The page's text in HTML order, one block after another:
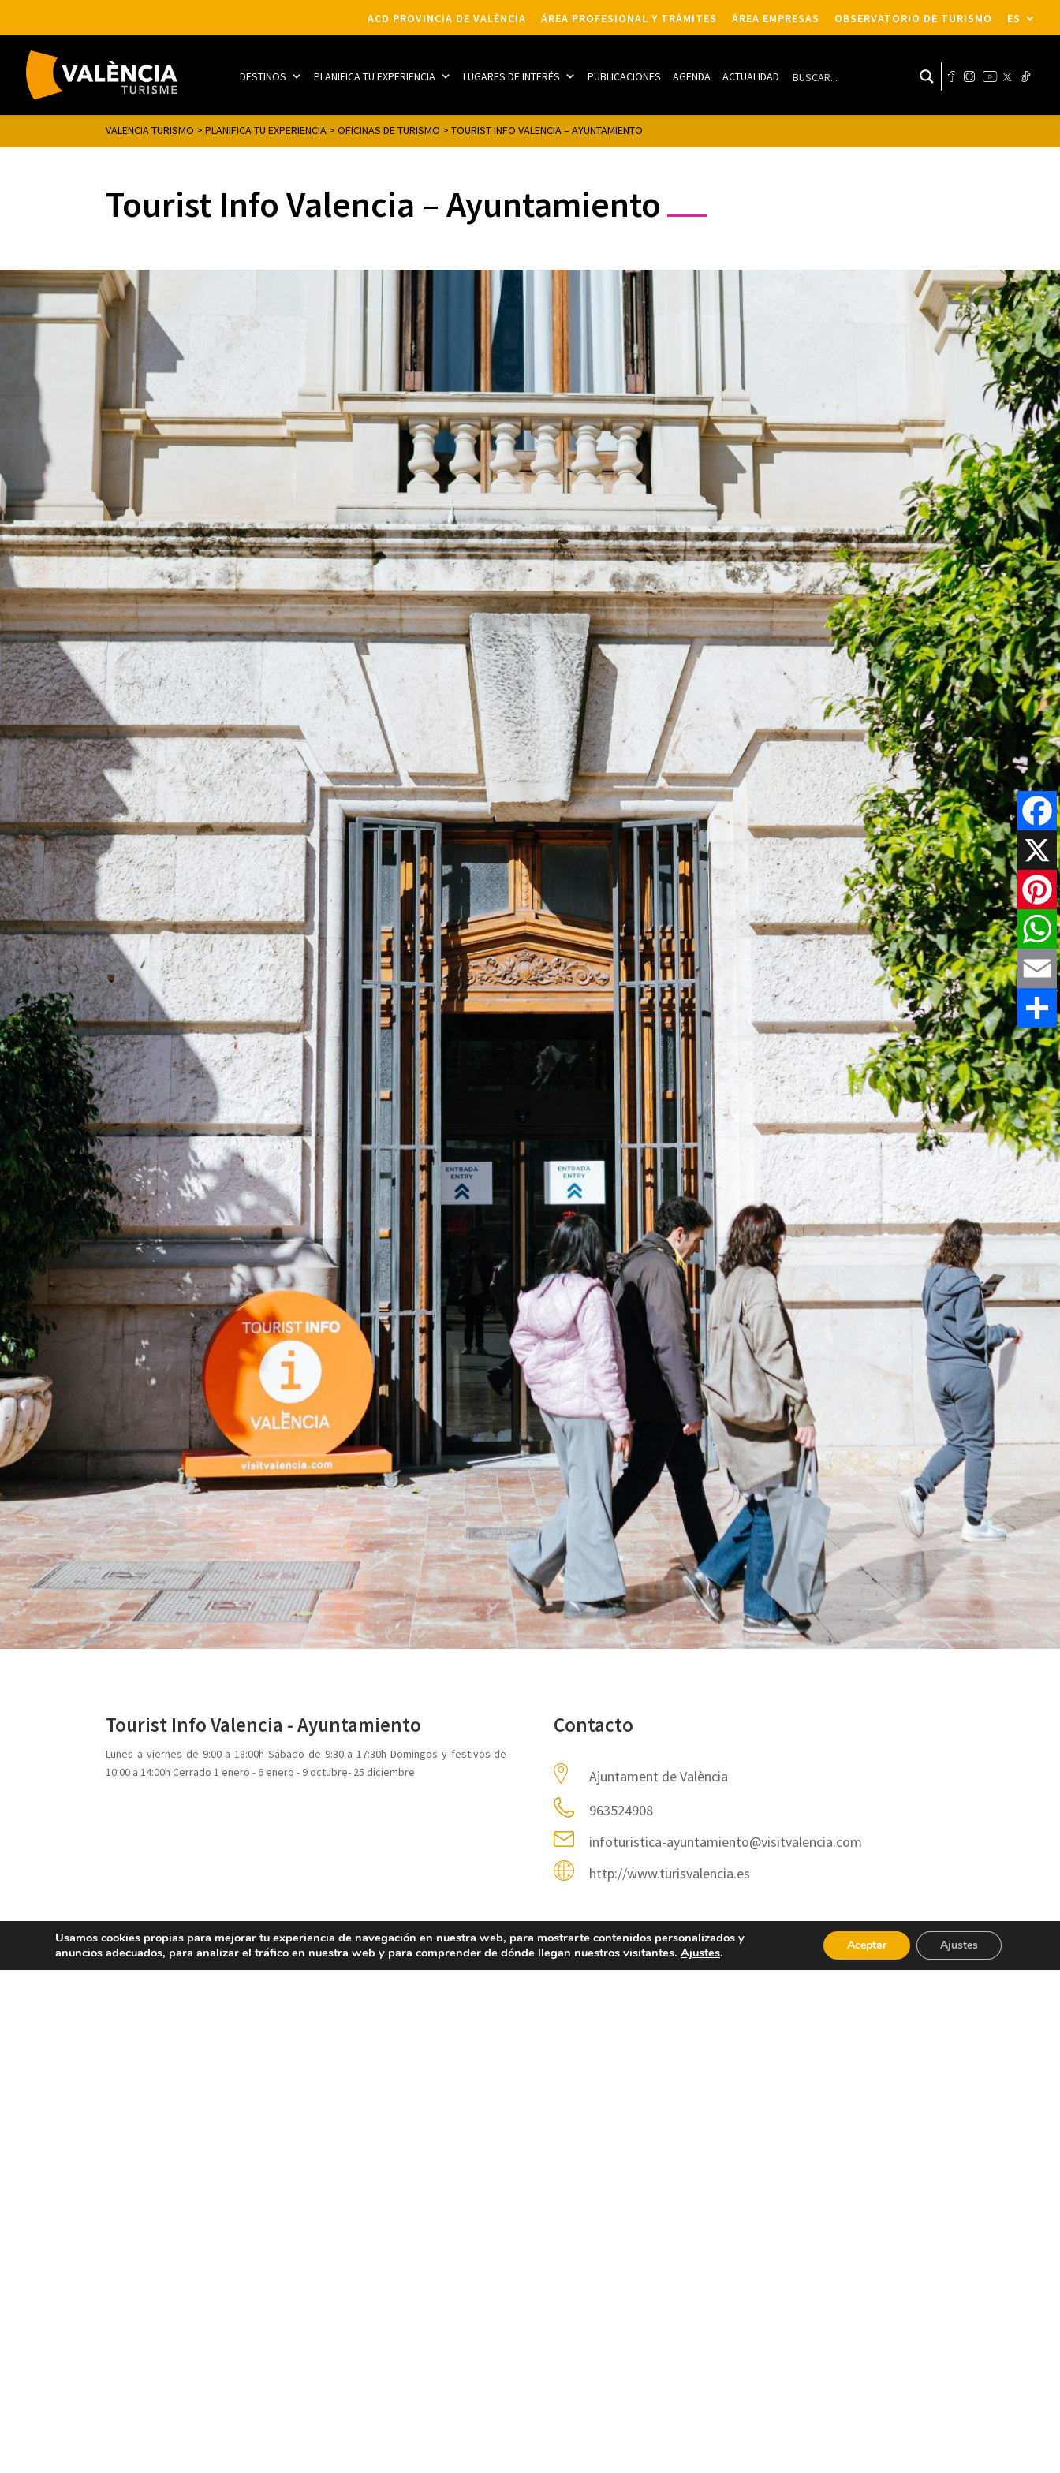
ACD PROVINCIA DE VALÈNCIA ÁREA PROFESIONAL Y TRÁMITES ÁREA EMPRESAS OBSERVATORIO DE TURISMO ES
DESTINOS PLANIFICA TU EXPERIENCIA LUGARES DE INTERÉS PUBLICACIONES AGENDA ACTUALIDAD
VALENCIA TURISMO >PLANIFICA TU EXPERIENCIA >OFICINAS DE TURISMO >TOURIST INFO VALENCIA – AYUNTAMIENTO
Tourist Info Valencia – Ayuntamiento
Tourist Info Valencia - Ayuntamiento
Lunes a viernes de 9:00 a 18:00h Sábado de 9:30 a 17:30h Domingos y festivos de
10:00 a 14:00h Cerrado 1 enero - 6 enero - 9 octubre- 25 diciembre
Contacto
Ajuntament de València
963524908
infoturistica-ayuntamiento@visitvalencia.com
http://www.turisvalencia.es
X
Email
Usamos cookies propias para mejorar tu experiencia de navegación en nuestra web, para mostrarte contenidos personalizados y
anuncios adecuados, para analizar el tráfico en nuestra web y para comprender de dónde llegan nuestros visitantes. Ajustes. Aceptar Ajustes